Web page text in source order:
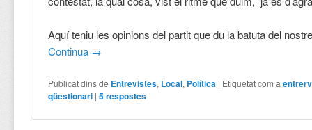
Aquí teniu les opinions del partit que du la batuta del
Continua →
Publicat dins de Entrevistes, Local, Política | Etiquetat com a
qüestionari |5respostes